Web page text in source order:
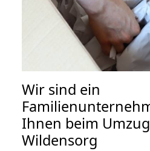
Wir sind ein
Ihnen beim
Wildensorg